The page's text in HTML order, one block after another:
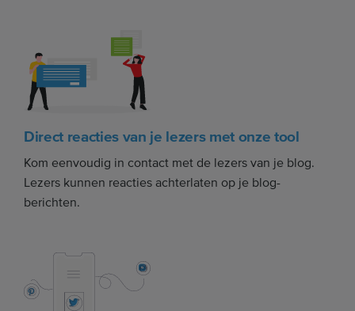
Direct reacties van je lezers met onze tool
Kom eenvoudig in contact met de lezers van je blog.
Lezers kunnen reacties achterlaten op je blog-
berichten.